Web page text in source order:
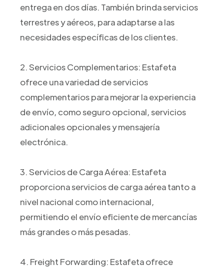
entrega en dos días. También brinda servicios
terrestres y aéreos, para adaptarse a las
necesidades específicas de los clientes.
2. Servicios Complementarios: Estafeta
ofrece una variedad de servicios
complementarios para mejorar la experiencia
de envío, como seguro opcional, servicios
adicionales opcionales y mensajería
electrónica.
3. Servicios de Carga Aérea: Estafeta
proporciona servicios de carga aérea tanto a
nivel nacional como internacional,
permitiendo el envío eficiente de mercancías
más grandes o más pesadas.
4. Freight Forwarding: Estafeta ofrece